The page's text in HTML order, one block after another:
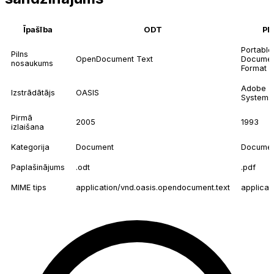
Īpašība ODT
Pilns
nosaukums
OpenDocument Text
Portable
Format
Izstrādātājs OASIS
Adobe
Systems
Pirmā
izlaišana
2005 1993
Kategorija Document
Paplašinājums .odt .pdf
MIME tips application/vnd.oasis.opendocument.text